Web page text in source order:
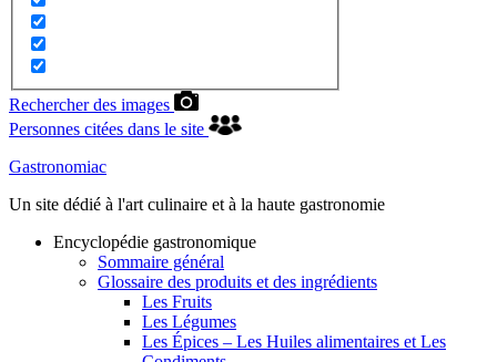
Rechercher des images
Personnes citées dans le site
Gastronomiac
Un site dédié à l'art culinaire et à la haute gastronomie
Encyclopédie gastronomique
Sommaire général
Glossaire des produits et des ingrédients
Les Fruits
Les Légumes
Les Épices – Les Huiles alimentaires et Les